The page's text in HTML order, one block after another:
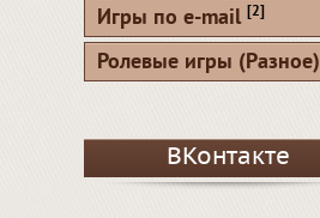
Игры по e-mail [2]
Ролевые игры (Разное)
ВКонтакте